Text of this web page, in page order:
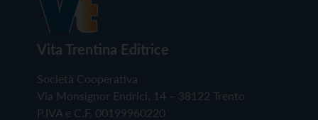
Vita Trentina Editrice
Società Cooperativa
Via Monsignor Endrici, 14 – 38122 Trento
P.IVA e C.F. 00199960220